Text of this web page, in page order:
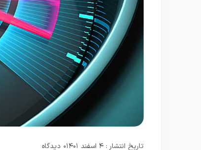
تاریخ انتشار : ۴ اسفند ۱۴۰۱ ۰ دیدگاه